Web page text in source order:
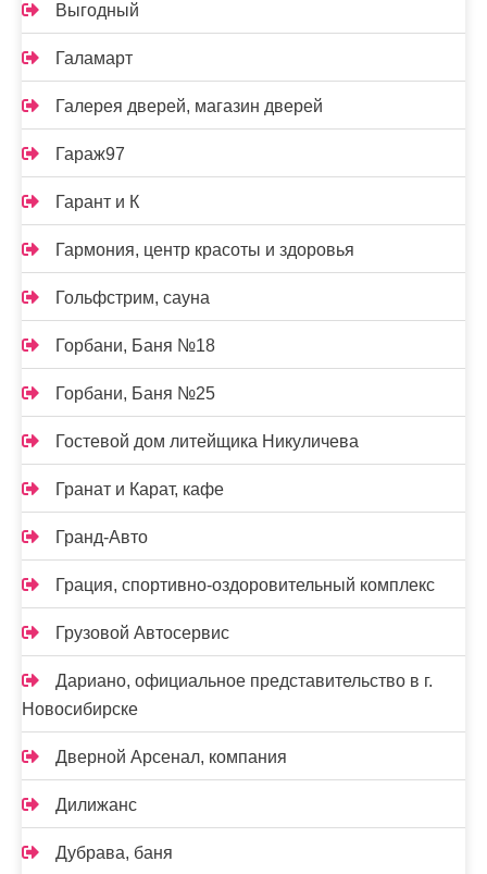
Выгодный
Галамарт
Галерея дверей, магазин дверей
Гараж97
Гарант и К
Гармония, центр красоты и здоровья
Гольфстрим, сауна
Горбани, Баня №18
Горбани, Баня №25
Гостевой дом литейщика Никуличева
Гранат и Карат, кафе
Гранд-Авто
Грация, спортивно-оздоровительный комплекс
Грузовой Автосервис
Дариано, официальное представительство в г.
Новосибирске
Дверной Арсенал, компания
Дилижанс
Дубрава, баня